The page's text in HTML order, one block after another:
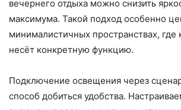
вечернего отдыха можно снизить
максимума. Такой подход особенно
минималистичных пространствах,
несёт конкретную функцию.
Подключение освещения через
способ добиться удобства.